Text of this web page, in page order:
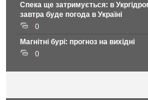
Спека ще затримується: в
завтра буде погода в Україні
0
Магнітні бурі: прогноз на вихідні
0